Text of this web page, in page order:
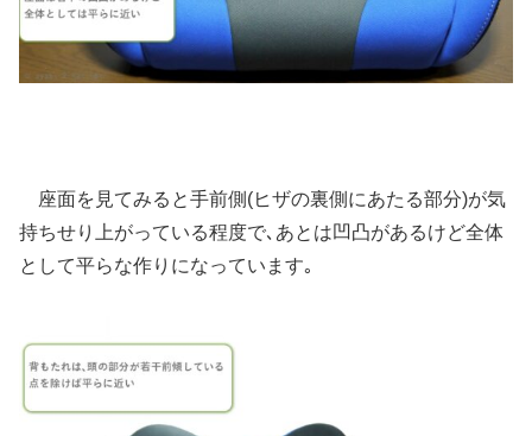
座面を見てみると手前側(ヒザの裏側にあたる部分)が気
持ちせり上がっている程度で､あとは凹凸があるけど全体
として平らな作りになっています｡